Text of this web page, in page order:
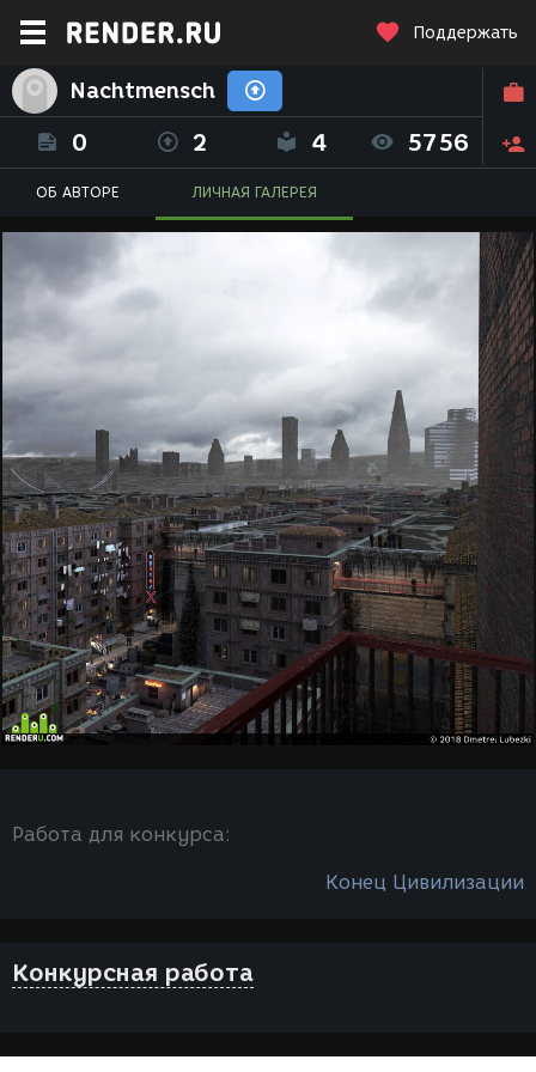
Поддержать
Nachtmensch
0 2 4 5756
ОБ АВТОРЕ ЛИЧНАЯ ГАЛЕРЕЯ
Работа для конкурса:
Конец Цивилизации
Конкурсная работа